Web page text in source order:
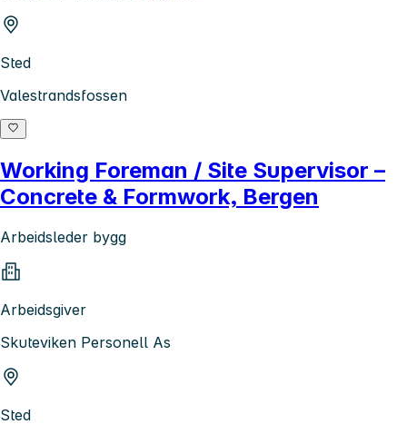
Sted
Valestrandsfossen
Working Foreman / Site Supervisor –
Concrete & Formwork, Bergen
Arbeidsleder bygg
Arbeidsgiver
Skuteviken Personell As
Sted